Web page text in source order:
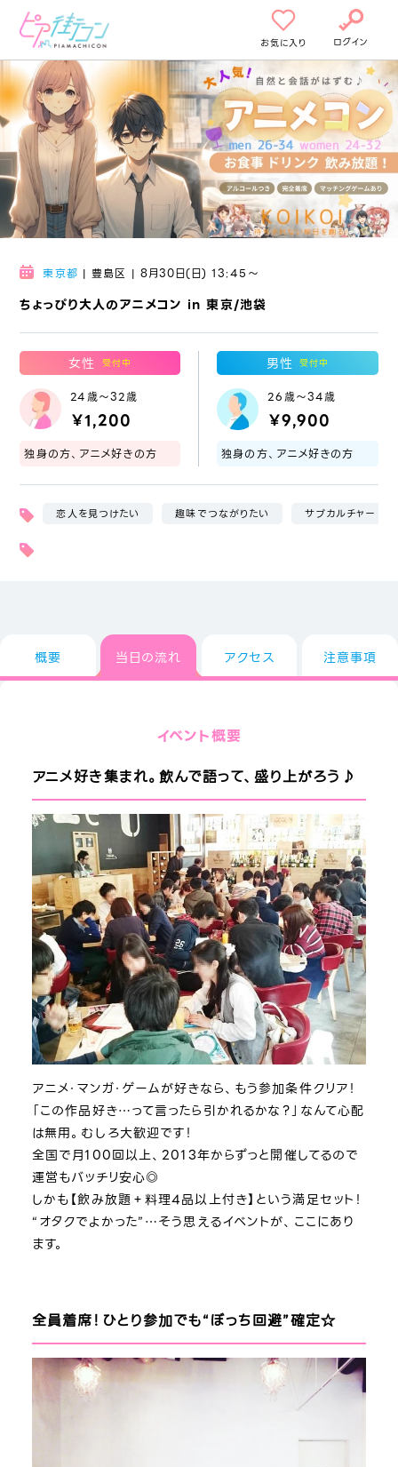
お気に入り ログイン
ちょっぴり大人のアニメコン in 東京/池袋
東京都 | 豊島区 | 8月30日(日) 13:45〜
女性 受付中
24歳～32歳
￥1,200
独身の方、アニメ好きの方
男性 受付中
26歳～34歳
￥9,900
独身の方、アニメ好きの方
恋人を見つけたい 趣味でつながりたい サブカルチャー
概要 当日の流れ アクセス 注意事項
イベント概要
アニメ好き集まれ。飲んで語って、盛り上がろう♪
アニメ・マンガ・ゲームが好きなら、もう参加条件クリア！
「この作品好き…って言ったら引かれるかな？」なんて心配
は無用。むしろ大歓迎です！
全国で月100回以上、2013年からずっと開催してるので
運営もバッチリ安心◎
しかも【飲み放題＋料理4品以上付き】という満足セット！
“オタクでよかった”…そう思えるイベントが、ここにあり
ます。
全員着席！ひとり参加でも“ぼっち回避”確定☆